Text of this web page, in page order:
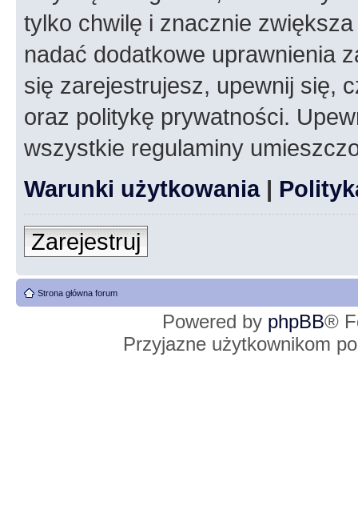
tylko chwilę i znacznie
nadać dodatkowe uprawnienia
się zarejestrujesz, upewnij się,
oraz politykę prywatności.
wszystkie regulaminy
Warunki użytkowania|
Zarejestruj
Strona główna forum
Powered by phpBB®
Przyjazne użytkownikom